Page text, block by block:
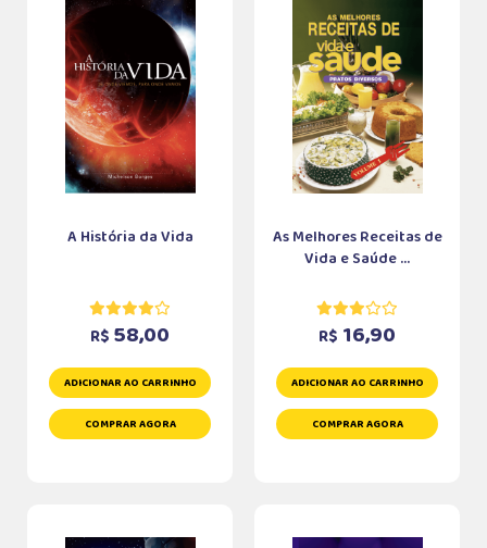
A História da Vida
R$ 58,00
ADICIONAR AO CARRINHO
COMPRAR AGORA
As Melhores Receitas de
Vida e Saúde ...
R$ 16,90
ADICIONAR AO CARRINHO
COMPRAR AGORA